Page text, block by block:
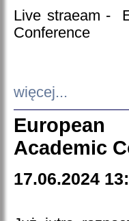
Live straeam -
Conference
więcej...
European
Academic
17.06.2024